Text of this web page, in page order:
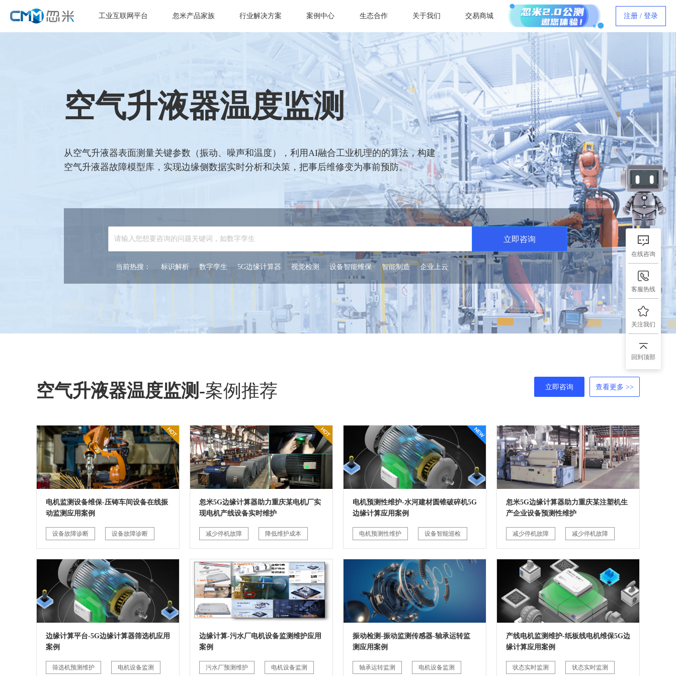
工业互联网平台 忽米产品家族 行业解决方案 案例中心 生态合作 关于我们 交易商城 注册 / 登录
空气升液器温度监测
从空气升液器表面测量关键参数（振动、噪声和温度），利用AI融合工业机理的的算法，构建
空气升液器故障模型库，实现边缘侧数据实时分析和决策，把事后维修变为事前预防。
立即咨询
当前热搜： 标识解析 数字孪生 5G边缘计算器 视觉检测 设备智能维保 智能制造 企业上云
空气升液器温度监测 -案例推荐 立即咨询 查看更多 >>
电机监测设备维保-压铸车间设备在线振
动监测应用案例
设备故障诊断 设备故障诊断
忽米5G边缘计算器助力重庆某电机厂实
现电机产线设备实时维护
减少停机故障 降低维护成本
电机预测性维护-水河建材圆锥破碎机5G
边缘计算应用案例
电机预测性维护 设备智能巡检
忽米5G边缘计算器助力重庆某注塑机生
产企业设备预测性维护
减少停机故障 减少停机故障
边缘计算平台-5G边缘计算器筛选机应用
案例
筛选机预测维护 电机设备监测
边缘计算-污水厂电机设备监测维护应用
案例
污水厂预测维护 电机设备监测
振动检测-振动监测传感器-轴承运转监
测应用案例
轴承运转监测 电机设备监测
产线电机监测维护-纸板线电机维保5G边
缘计算应用案例
状态实时监测 状态实时监测
在线咨询
客服热线
关注我们
回到顶部